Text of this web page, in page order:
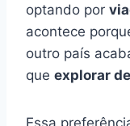
optando por
acontece
outro país
que explorar
Essa